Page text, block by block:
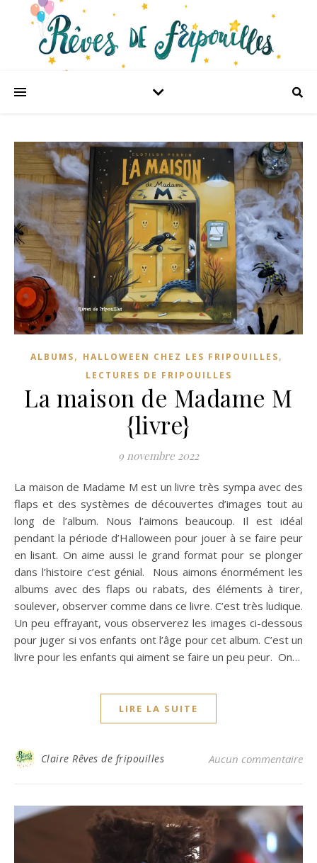
ALBUMS, HALLOWEEN CHEZ LES FRIPOUILLES,
LECTURES DE FRIPOUILLES
La maison de Madame M
{livre}
9 novembre 2022
La maison de Madame M est un livre très sympa avec des
flaps et des systèmes de découvertes d’images tout au
long de l’album. Nous l’aimons beaucoup. Il est idéal
pendant la période d’Halloween pour jouer à se faire peur
en lisant. On aime aussi le grand format pour se plonger
dans l’histoire c’est génial. Nous aimons énormément les
albums avec des flaps ou rabats, des éléments à tirer,
soulever, observer comme dans ce livre. C’est très ludique.
Un peu effrayant, vous observerez les images ci-dessous
pour juger si vos enfants ont l’âge pour cet album. C’est un
livre pour les enfants qui aiment se faire un peu peur. On…
LIRE LA SUITE
Claire Rêves de fripouilles Aucun commentaire